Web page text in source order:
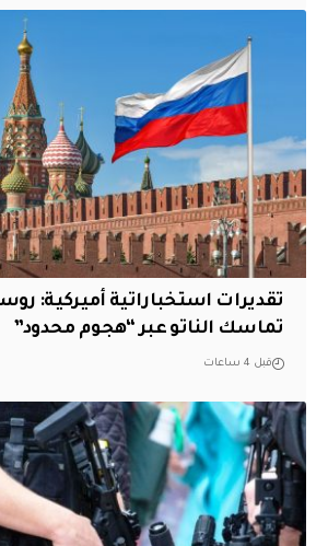
تقديرات استخباراتية أميركية:
تماسك الناتو عبر “هجوم محدود”
قبل 4 ساعات